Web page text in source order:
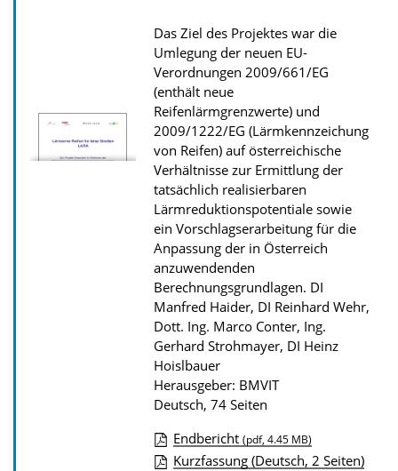
d
s
z
u
r
P
u
b
l
i
k
a
t
i
o
n
Das Ziel des Projektes war die
Umlegung der neuen EU-
Verordnungen 2009/661/EG
(enthält neue
Reifenlärmgrenzwerte) und
2009/1222/EG (Lärmkennzeichung
von Reifen) auf österreichische
Verhältnisse zur Ermittlung der
tatsächlich realisierbaren
Lärmreduktionspotentiale sowie
ein Vorschlagserarbeitung für die
Anpassung der in Österreich
anzuwendenden
Berechnungsgrundlagen. DI
Manfred Haider, DI Reinhard Wehr,
Dott. Ing. Marco Conter, Ing.
Gerhard Strohmayer, DI Heinz
Hoislbauer
Herausgeber: BMVIT
Deutsch, 74 Seiten
D
Endbericht (pdf, 4.45 MB)
Kurzfassung (Deutsch, 2 Seiten)